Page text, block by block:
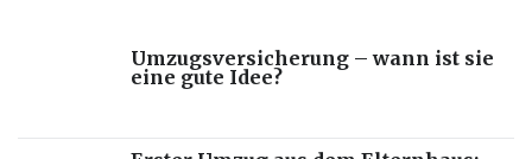
Umzugsversicherung – wann ist sie
eine gute Idee?